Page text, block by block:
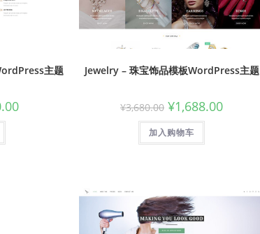
主题 Jewelry – 珠宝饰品模板WordPress主题
¥3,680.00 ¥1,688.00
加入购物车